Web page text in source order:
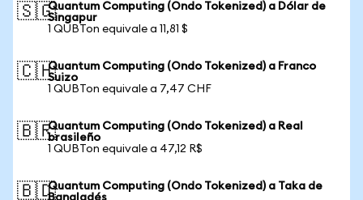
🇸🇬Quantum Computing (Ondo Tokenized) a Dólar de
Singapur
1 QUBTon equivale a 11,81 $
🇨🇭Quantum Computing (Ondo Tokenized) a Franco
Suizo
1 QUBTon equivale a 7,47 CHF
🇧🇷Quantum Computing (Ondo Tokenized) a Real
brasileño
1 QUBTon equivale a 47,12 R$
🇧🇩Quantum Computing (Ondo Tokenized) a Taka de
Bangladés